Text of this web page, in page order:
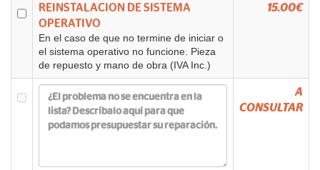
REINSTALACION DE SISTEMA
OPERATIVO
En el caso de que no termine de iniciar o
el sistema operativo no funcione. Pieza
de repuesto y mano de obra (IVA Inc.)
15.00€
A
CONSULTAR